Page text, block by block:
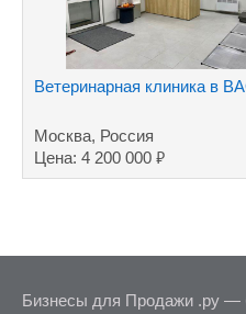
Ветеринарная клиника в
Москва, Россия
Цена: 4 200 000 ₽
Бизнесы для Продажи .ру —